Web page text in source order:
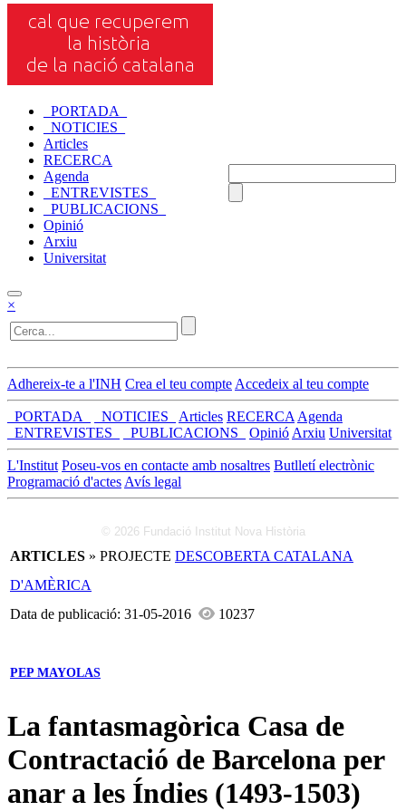
_PORTADA_
_NOTICIES_
Articles
RECERCA
Agenda
_ENTREVISTES_
_PUBLICACIONS_
Opinió
Arxiu
Universitat
×
Adhereix-te a l'INH Crea el teu compte Accedeix al teu compte
_PORTADA_ _NOTICIES_ Articles RECERCA Agenda
_ENTREVISTES_
_PUBLICACIONS_ Opinió Arxiu Universitat
L'Institut Poseu-vos en contacte amb nosaltres Butlletí electrònic
Programació d'actes Avís legal
© 2026 Fundació Institut Nova Història
ARTICLES » PROJECTE DESCOBERTA CATALANA
D'AMÈRICA
Data de publicació: 31-05-2016
10237
PEP MAYOLAS
La fantasmagòrica Casa de
Contractació de Barcelona per
anar a les Índies (1493-1503)